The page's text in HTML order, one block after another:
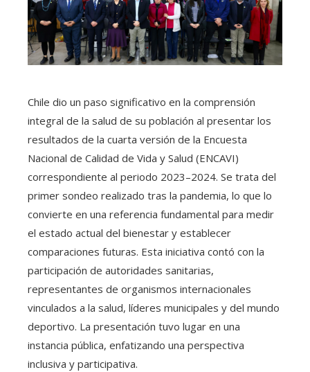
Chile dio un paso significativo en la comprensión
integral de la salud de su población al presentar los
resultados de la cuarta versión de la Encuesta
Nacional de Calidad de Vida y Salud (ENCAVI)
correspondiente al periodo 2023–2024. Se trata del
primer sondeo realizado tras la pandemia, lo que lo
convierte en una referencia fundamental para medir
el estado actual del bienestar y establecer
comparaciones futuras. Esta iniciativa contó con la
participación de autoridades sanitarias,
representantes de organismos internacionales
vinculados a la salud, líderes municipales y del mundo
deportivo. La presentación tuvo lugar en una
instancia pública, enfatizando una perspectiva
inclusiva y participativa.